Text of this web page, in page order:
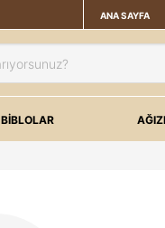
ANA SAYFA
BİBLOLAR